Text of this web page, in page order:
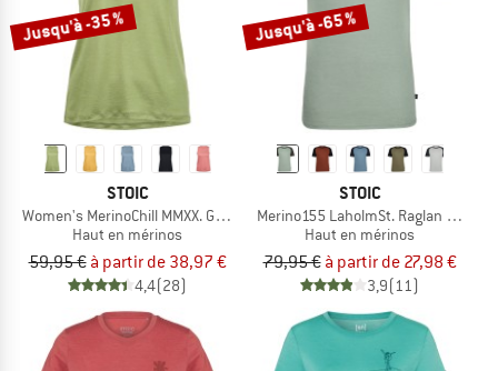
Jusqu'à -35 %
STOIC
Women's MerinoChill MMXX. Göteborg Tank
Haut en mérinos
59,95 € à partir de 38,97 €
4,4(28)
Jusqu'à -65 %
STOIC
Merino155 LaholmSt. Raglan Shirt
Haut en mérinos
79,95 € à partir de 27,98 €
3,9(11)